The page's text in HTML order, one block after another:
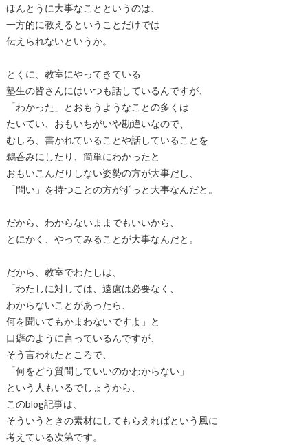
ほんとうに大事なことというのは、
一方的に教えるということだけでは
伝えられないというか。
とくに、教室にやってきている
塾生の皆さんにはいつも話しているんですが、
「わかった」とおもうようなことの多くは
たいてい、おもいちがいや勘違いなので、
むしろ、書かれていることや話していることを
鵜呑みにしたり、簡単にわかったと
おもいこんだりしない姿勢の方が大事だし、
「問い」を持つことの方がずっと大事なんだと。
だから、わからないままでもいいから、
とにかく、やってみることが大事なんだと。
だから、教室でわたしは、
「わたしに対しては、遠慮は必要なく、
わからないことがあったら、
何を聞いてもかまわないですよ」と
口癖のように言っているんですが、
そう言われたところで、
「何をどう質問していいのかわからない」
という人もいるでしょうから、
このblog記事は、
そういうときの素材にしてもらえればという風に
考えている次第です。